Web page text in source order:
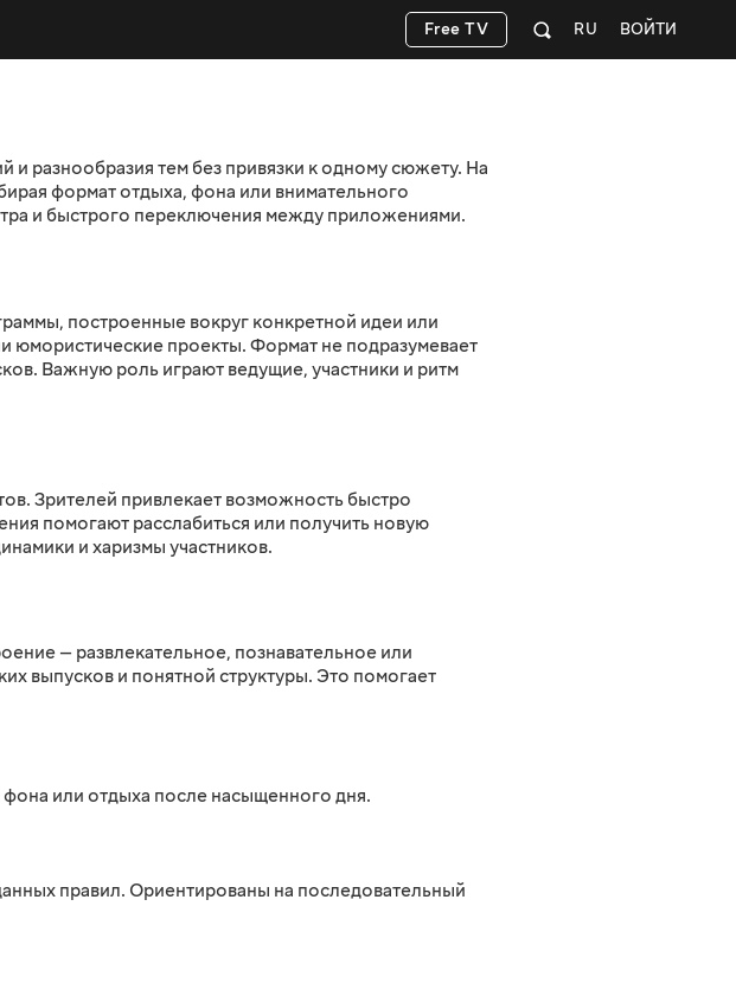
ВОЙТИ
RU
Free TV
разнообразия тем без привязки к одному сюжету. На
формат отдыха, фона или внимательного
и быстрого переключения между приложениями.
построенные вокруг конкретной идеи или
юмористические проекты. Формат не подразумевает
Важную роль играют ведущие, участники и ритм
Зрителей привлекает возможность быстро
помогают расслабиться или получить новую
и харизмы участников.
— развлекательное, познавательное или
выпусков и понятной структуры. Это помогает
или отдыха после насыщенного дня.
правил. Ориентированы на последовательный